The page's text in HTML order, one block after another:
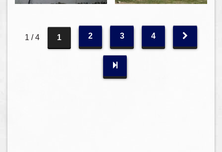
1 / 4 1 2 3 4